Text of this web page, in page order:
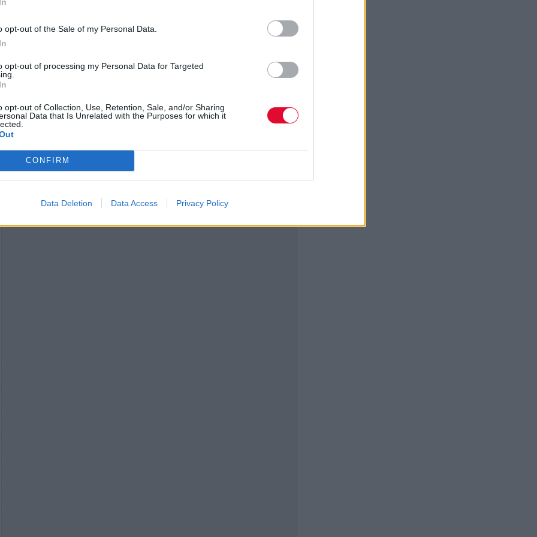
opt-out of the Sale of my Personal Data.
opt-out of processing my Personal Data for Targeted
opt-out of Collection, Use, Retention, Sale, and/or Sharing
Data that Is Unrelated with the Purposes for which it
CONFIRM
Data Deletion Data Access Privacy Policy
Με την συνδρομή του καλύτερου γκρουπ στο Βόρειο
Ημισφαίριο των τελευταίων δεκαετιών (Σωτήρης
Ντούβας, Κωστής Χριστοδούλου,Κώστας Παντέλης, Yoel
Soto, Χρήστος Λαϊνάς) και με την πιο δερβίσικη
καλλιτεχνική ομάδα, θα περιστραφούν γύρω απ’ τον
εαυτό τους και θα πέσουν ζαλισμένοι στο πάτωμα να
δουν βίντεο-κλιπ τον Ουρανό.
Ο ΦΟΙΒΟΣ ΔΕΛΗΒΟΡΙΑΣ ΣΤΟ ΚΥΤΤΑΡΟ